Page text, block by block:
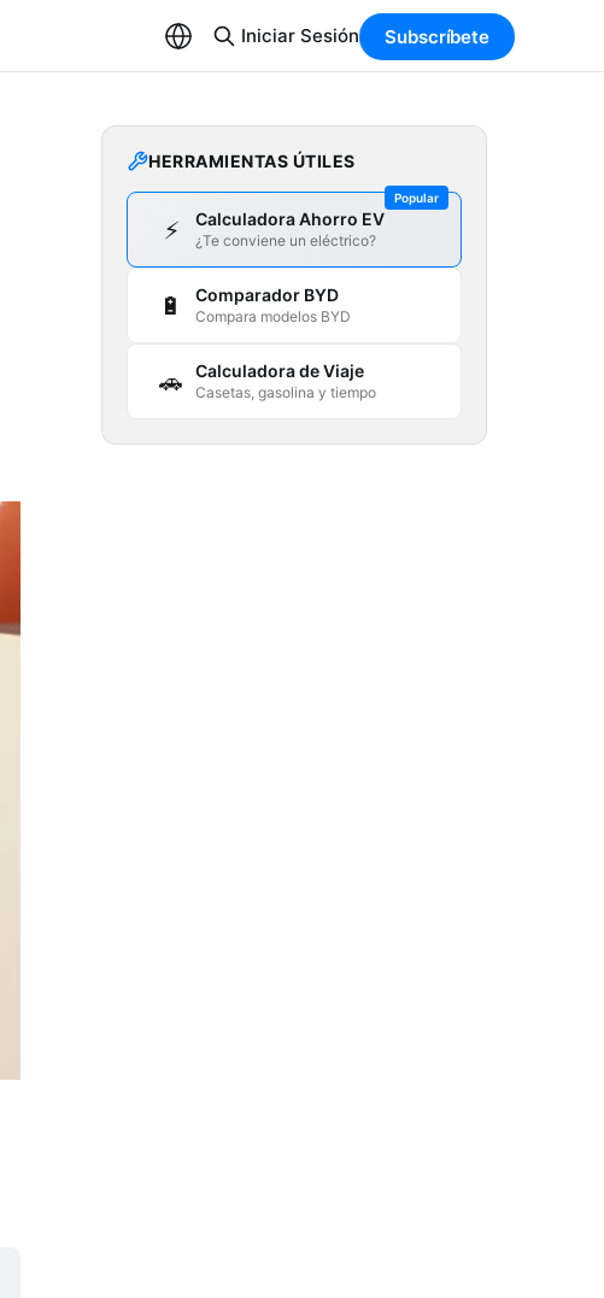
Iniciar Sesión Subscríbete
HERRAMIENTAS ÚTILES
Popular
⚡ Calculadora Ahorro EV
¿Te conviene un eléctrico?
🔋 Comparador BYD
Compara modelos BYD
🚗 Calculadora de Viaje
Casetas, gasolina y tiempo